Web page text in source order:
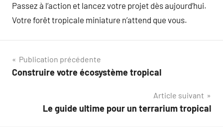
Passez à l’action et lancez votre projet dès aujourd’hui.
Votre forêt tropicale miniature n’attend que vous.
Navigation
de
Publication précédente
Construire votre écosystème tropical
Article suivant
Le guide ultime pour un terrarium tropical